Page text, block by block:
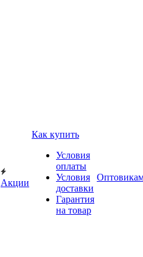
Акции
Как купить
Условия
оплаты
Условия
доставки
Гарантия
на товар